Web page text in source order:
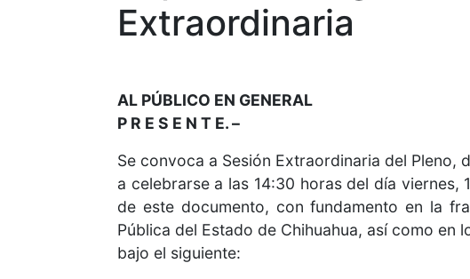
Extraordinaria
AL PÚBLICO EN GENERAL
P R E S E N T E. –
Se convoca a Sesión Extraordinaria del Pleno,
a celebrarse a las 14:30 horas del día
de este documento, con fundamento en la
Pública del Estado de Chihuahua, así como en
bajo el siguiente: